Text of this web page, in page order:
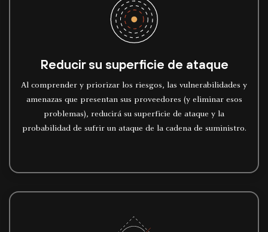
Reducir su superficie de ataque
Al comprender y priorizar los riesgos, las vulnerabilidades y
amenazas que presentan sus proveedores (y eliminar esos
problemas), reducirá su superficie de ataque y la
probabilidad de sufrir un ataque de la cadena de suministro.